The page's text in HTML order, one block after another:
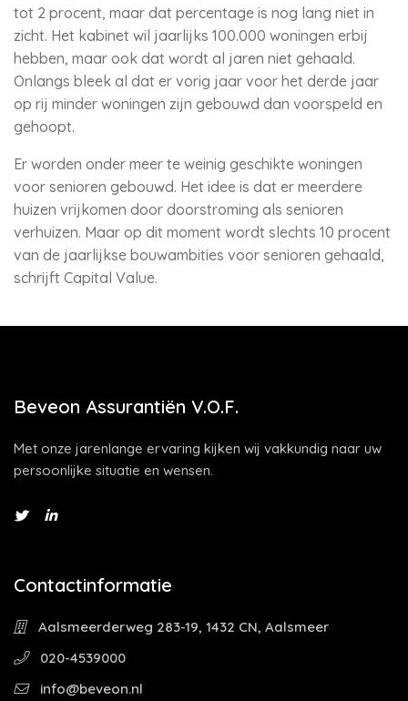
tot 2 procent, maar dat percentage is nog lang niet in
zicht. Het kabinet wil jaarlijks 100.000 woningen erbij
hebben, maar ook dat wordt al jaren niet gehaald.
Onlangs bleek al dat er vorig jaar voor het derde jaar
op rij minder woningen zijn gebouwd dan voorspeld en
gehoopt.
Er worden onder meer te weinig geschikte woningen
voor senioren gebouwd. Het idee is dat er meerdere
huizen vrijkomen door doorstroming als senioren
verhuizen. Maar op dit moment wordt slechts 10 procent
van de jaarlijkse bouwambities voor senioren gehaald,
schrijft Capital Value.
Beveon Assurantiën V.O.F.
Met onze jarenlange ervaring kijken wij vakkundig naar uw
persoonlijke situatie en wensen.
Contactinformatie
Aalsmeerderweg 283-19, 1432 CN, Aalsmeer
020-4539000
info@beveon.nl